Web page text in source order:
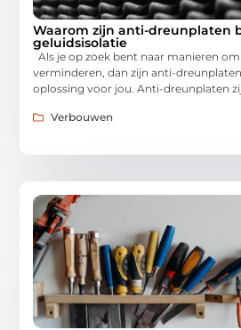
Waarom zijn anti-dreunplaten
geluidsisolatie
Als je op zoek bent naar manieren
verminderen, dan zijn anti-
oplossing voor jou. Anti-dreunplaten
Verbouwen